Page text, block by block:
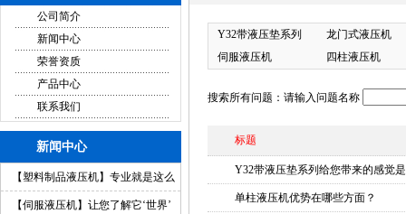
公司简介
新闻中心
荣誉资质
产品中心
联系我们
新闻中心
【塑料制品液压机】专业就是这么
简单【伺服液压机】让您了解它‘世界’
Y32带液压垫系列
龙门式液压机
伺服液压机
四柱液压机
搜索所有问题：请输入问题名称
标题
Y32带液压垫系列给您带来的感觉
单柱液压机优势在哪些方面？